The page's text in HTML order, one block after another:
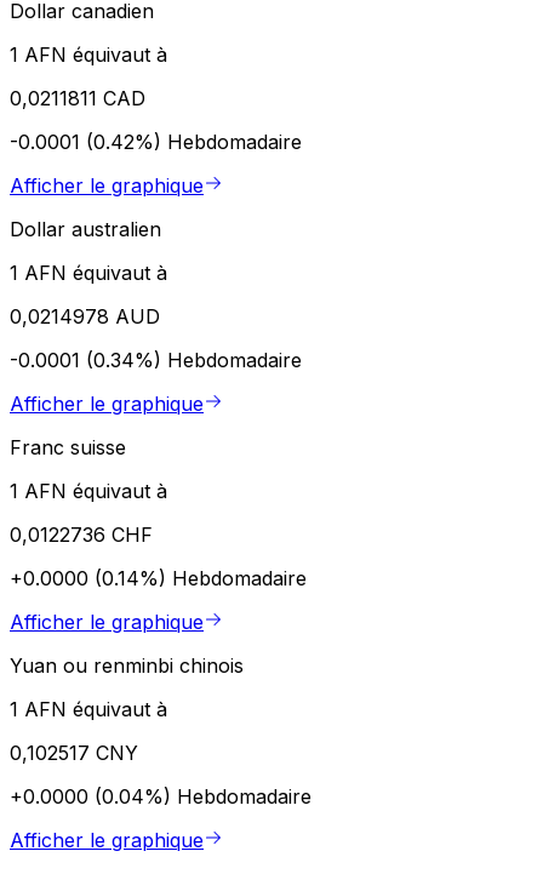
Dollar canadien
1 AFN équivaut à
0,0211811 CAD
-0.0001 (0.42%) Hebdomadaire
Afficher le graphique
Dollar australien
1 AFN équivaut à
0,0214978 AUD
-0.0001 (0.34%) Hebdomadaire
Afficher le graphique
Franc suisse
1 AFN équivaut à
0,0122736 CHF
+0.0000 (0.14%) Hebdomadaire
Afficher le graphique
Yuan ou renminbi chinois
1 AFN équivaut à
0,102517 CNY
+0.0000 (0.04%) Hebdomadaire
Afficher le graphique